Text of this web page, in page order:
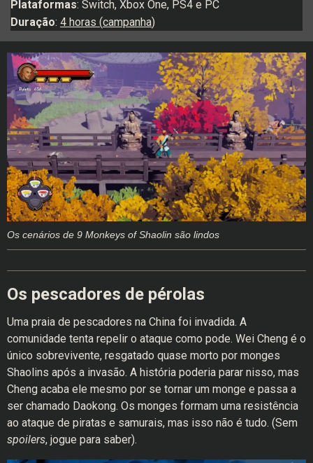
Plataformas: Switch, Xbox One, PS4 e PC
Duração: 4 horas (campanha)
Os cenários de 9 Monkeys of Shaolin são lindos
Os pescadores de pérolas
Uma praia de pescadores na China foi invadida. A
comunidade tenta repelir o ataque como pode. Wei Cheng é o
único sobrevivente, resgatado quase morto por monges
Shaolins após a invasão. A história poderia parar nisso, mas
Cheng acaba ele mesmo por se tornar um monge e passa a
ser chamado Daokong. Os monges formam uma resistência
ao ataque de piratas e samurais, mas isso não é tudo. (Sem
spoilers, jogue para saber).